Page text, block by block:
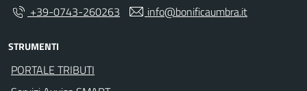
+39-0743-260263
info@bonificaumbra.it
STRUMENTI
PORTALE TRIBUTI